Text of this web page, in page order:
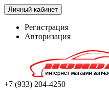
Личный кабинет
Регистрация
Авторизация
+7 (933) 204-4250